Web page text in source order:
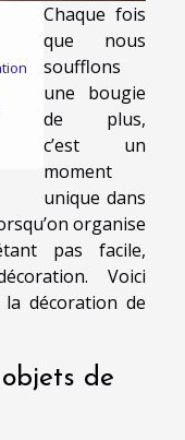
Chaque fois
que nous
soufflons
une bougie
de plus,
c’est un
moment
unique dans
organise
pas facile,
Voici
décoration de
de